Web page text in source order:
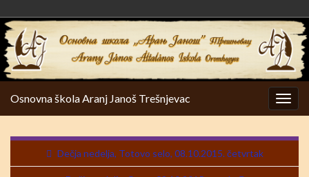
Osnovna škola Aranj Janoš Trešnjevac
Dečja nedelja, Totovo selo, 08.10.2015. četvrtak